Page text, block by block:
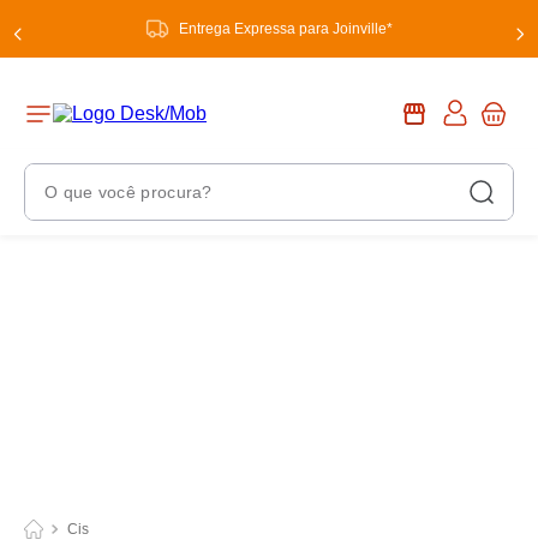
Entrega Expressa para Joinville*
O que você procura?
Cis